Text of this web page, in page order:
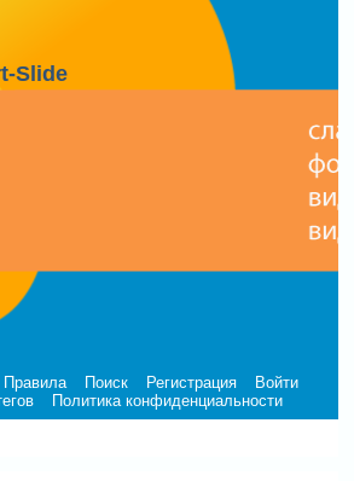
Slide
Правила Поиск Регистрация
Войти
Политика конфиденциальности